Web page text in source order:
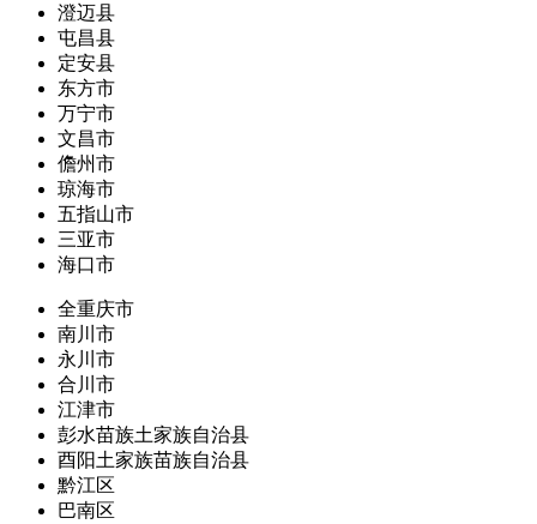
澄迈县
屯昌县
定安县
东方市
万宁市
文昌市
儋州市
琼海市
五指山市
三亚市
海口市
全重庆市
南川市
永川市
合川市
江津市
彭水苗族土家族自治县
酉阳土家族苗族自治县
黔江区
巴南区